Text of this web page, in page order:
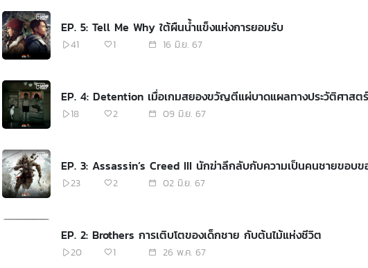
EP. 5: Tell Me Why ใต้ผืนน้ำแข็งแห่งการยอมรับ
41 1 16 มิ.ย. 67
EP. 4: Detention เมื่อเกมสยองขวัญตีแผ่บาดแผลทางประวัติศาสตร์
18 2 09 มิ.ย. 67
EP. 3: Assassin’s Creed III นักฆ่าลึกลับกับความเป็นคนชายขอบ
23 2 02 มิ.ย. 67
EP. 2: Brothers การเติบโตของเด็กชาย กับต้นไม้แห่งชีวิต
20 1 26 พ.ค. 67